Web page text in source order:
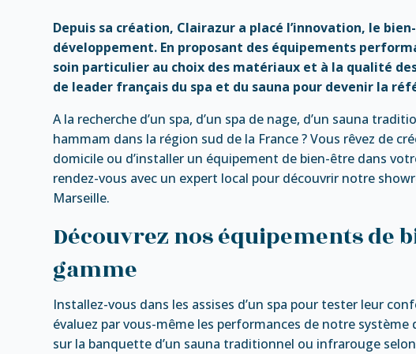
Depuis sa création, Clairazur a placé l’innovation, le
développement. En proposant des équipements
soin particulier au choix des matériaux et à la qualité
de leader français du spa et du sauna pour devenir la
A la recherche d’un spa, d’un spa de nage, d’un sauna
hammam dans la région sud de la France ? Vous rêvez de
domicile ou d’installer un équipement de bien-être dans
rendez-vous avec un expert local pour découvrir notre
Marseille.
Découvrez nos équipements de
gamme
Installez-vous dans les assises d’un spa pour tester leur
évaluez par vous-même les performances de notre
sur la banquette d’un sauna traditionnel ou infrarouge